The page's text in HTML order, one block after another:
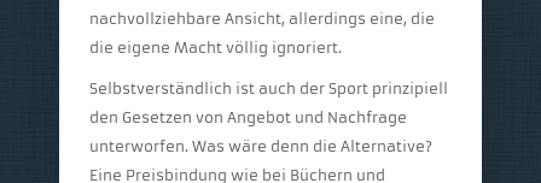
nachvollziehbare Ansicht, allerdings eine, die
die eigene Macht völlig ignoriert.
Selbstverständlich ist auch der Sport prinzipiell
den Gesetzen von Angebot und Nachfrage
unterworfen. Was wäre denn die Alternative?
Eine Preisbindung wie bei Büchern und